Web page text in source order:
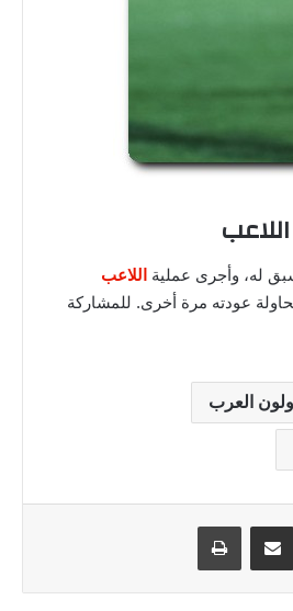
له، وأجرى عملية اللاعب
عودته مرة أخرى. للمشاركة
العرب